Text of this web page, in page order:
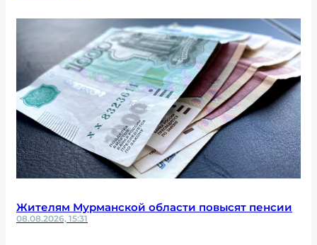
Жителям Мурманской области повысят пенсии
08.08.2026, 15:31